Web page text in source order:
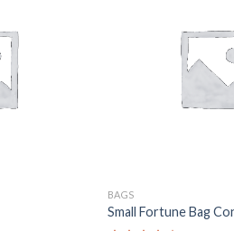
BAGS
Small Fortune Bag